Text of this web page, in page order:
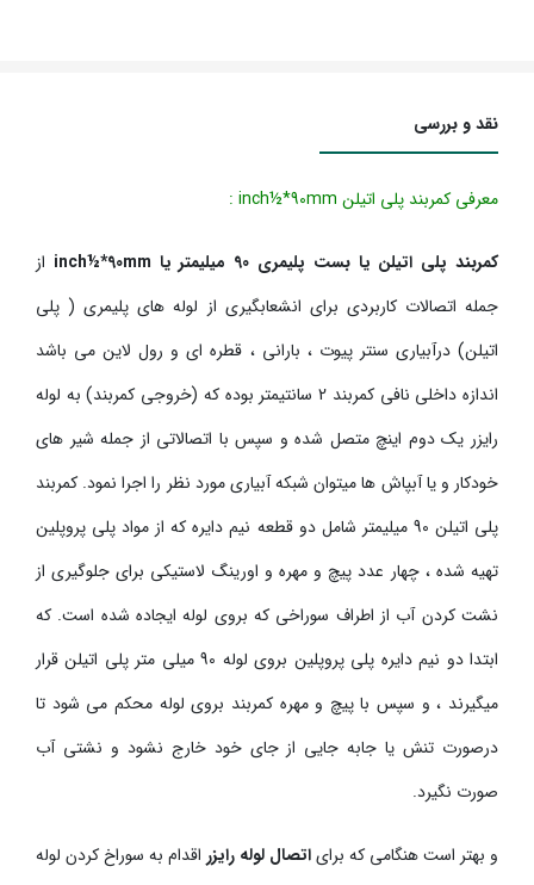
نقد و بررسی
معرفی کمربند پلی اتیلن inch½*90mm :
کمربند پلی اتیلن یا بست پلیمری 90 میلیمتر یا inch½*90mm
از
جمله اتصالات کاربردی برای انشعابگیری از لوله های پلیمری ( پلی
اتیلن) درآبیاری سنتر پیوت ، بارانی ، قطره ای و رول لاین می باشد
اندازه داخلی نافی کمربند 2 سانتیمتر بوده که (خروجی کمربند) به لوله
رایزر یک دوم اینچ متصل شده و سپس با اتصالاتی از جمله شیر های
خودکار و یا آبپاش ها میتوان شبکه آبیاری مورد نظر را اجرا نمود. کمربند
پلی اتیلن 90 میلیمتر شامل دو قطعه نیم دایره که از مواد پلی پروپلین
تهیه شده ، چهار عدد پیچ و مهره و اورینگ لاستیکی برای جلوگیری از
نشت کردن آب از اطراف سوراخی که بروی لوله ایجاده شده است. که
ابتدا دو نیم دایره پلی پروپلین بروی لوله 90 میلی متر پلی اتیلن قرار
میگیرند ، و سپس با پیچ و مهره کمربند بروی لوله محکم می شود تا
درصورت تنش یا جابه جایی از جای خود خارج نشود و نشتی آب
صورت نگیرد.
و بهتر است هنگامی که برایاتصال لوله رایزر اقدام به سوراخ کردن لوله